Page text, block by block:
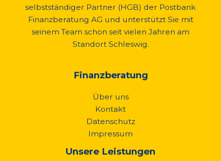
selbstständiger Partner (HGB) der Postbank
Finanzberatung AG und unterstützt Sie mit
seinem Team schon seit vielen Jahren am
Standort Schleswig.
Finanzberatung
Über uns
Kontakt
Datenschutz
Impressum
Unsere Leistungen